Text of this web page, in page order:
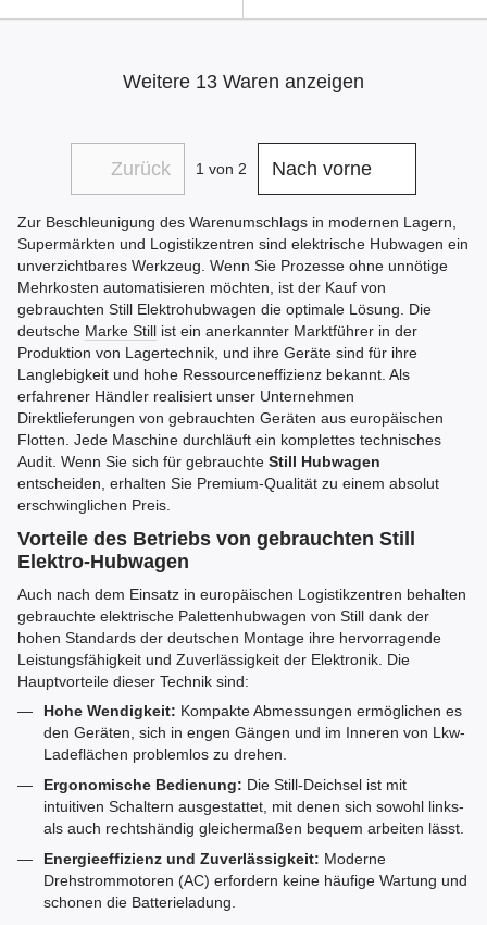
Weitere 13 Waren anzeigen
Zurück 1 von 2 Nach vorne
Zur Beschleunigung des Warenumschlags in modernen Lagern,
Supermärkten und Logistikzentren sind elektrische Hubwagen ein
unverzichtbares Werkzeug. Wenn Sie Prozesse ohne unnötige
Mehrkosten automatisieren möchten, ist der Kauf von
gebrauchten Still Elektrohubwagen die optimale Lösung. Die
deutsche Marke Still ist ein anerkannter Marktführer in der
Produktion von Lagertechnik, und ihre Geräte sind für ihre
Langlebigkeit und hohe Ressourceneffizienz bekannt. Als
erfahrener Händler realisiert unser Unternehmen
Direktlieferungen von gebrauchten Geräten aus europäischen
Flotten. Jede Maschine durchläuft ein komplettes technisches
Audit. Wenn Sie sich für gebrauchte Still Hubwagen
entscheiden, erhalten Sie Premium-Qualität zu einem absolut
erschwinglichen Preis.
Vorteile des Betriebs von gebrauchten Still
Elektro-Hubwagen
Auch nach dem Einsatz in europäischen Logistikzentren behalten
gebrauchte elektrische Palettenhubwagen von Still dank der
hohen Standards der deutschen Montage ihre hervorragende
Leistungsfähigkeit und Zuverlässigkeit der Elektronik. Die
Hauptvorteile dieser Technik sind:
Hohe Wendigkeit: Kompakte Abmessungen ermöglichen es
den Geräten, sich in engen Gängen und im Inneren von Lkw-
Ladeflächen problemlos zu drehen.
Ergonomische Bedienung: Die Still-Deichsel ist mit
intuitiven Schaltern ausgestattet, mit denen sich sowohl links-
als auch rechtshändig gleichermaßen bequem arbeiten lässt.
Energieeffizienz und Zuverlässigkeit: Moderne
Drehstrommotoren (AC) erfordern keine häufige Wartung und
schonen die Batterieladung.